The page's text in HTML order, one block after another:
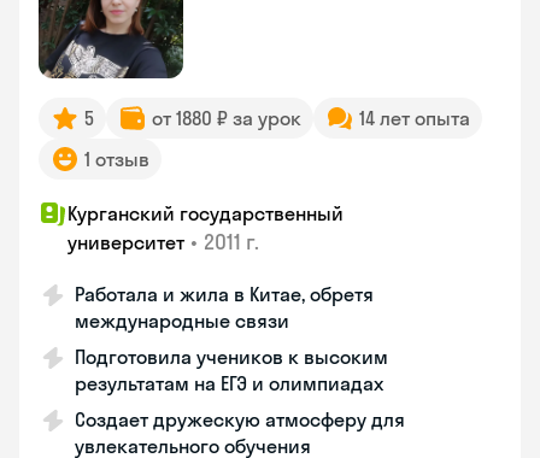
5 от 1880 ₽ за урок
14 лет опыта
1 отзыв
Курганский государственный
университет • 2011 г.
Работала и жила в Китае, обретя
международные связи
Подготовила учеников к высоким
результатам на ЕГЭ и олимпиадах
Создает дружескую атмосферу для
увлекательного обучения